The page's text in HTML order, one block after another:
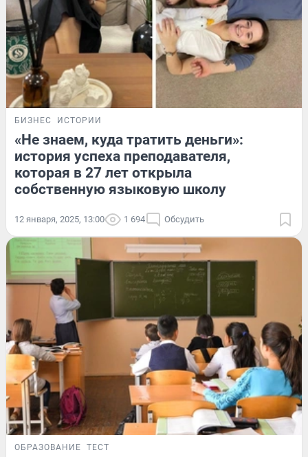
БИЗНЕС ИСТОРИИ
«Не знаем, куда тратить деньги»:
история успеха преподавателя,
которая в 27 лет открыла
собственную языковую школу
12 января, 2025, 13:00 1 694 Обсудить
ОБРАЗОВАНИЕ ТЕСТ